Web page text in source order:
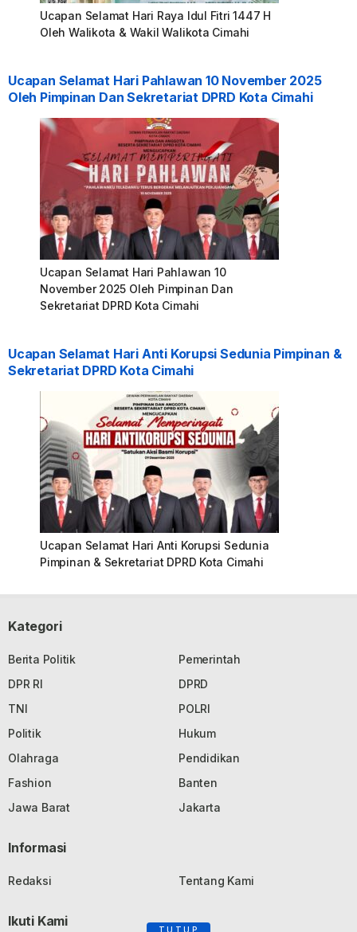
Ucapan Selamat Hari Raya Idul Fitri 1447 H
Oleh Walikota & Wakil Walikota Cimahi
Ucapan Selamat Hari Pahlawan 10 November 2025
Oleh Pimpinan Dan Sekretariat DPRD Kota Cimahi
Ucapan Selamat Hari Pahlawan 10
November 2025 Oleh Pimpinan Dan
Sekretariat DPRD Kota Cimahi
Ucapan Selamat Hari Anti Korupsi Sedunia Pimpinan &
Sekretariat DPRD Kota Cimahi
Ucapan Selamat Hari Anti Korupsi Sedunia
Pimpinan & Sekretariat DPRD Kota Cimahi
Kategori
Berita Politik
Pemerintah
DPR RI
DPRD
TNI
POLRI
Politik
Hukum
Olahraga
Pendidikan
Fashion
Banten
Jawa Barat
Jakarta
Informasi
Redaksi Tentang Kami
Ikuti Kami
TUTUP